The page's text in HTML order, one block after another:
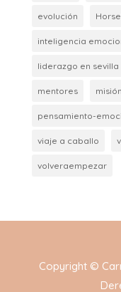
evolución
inteligencia
liderazgo en sevilla
mentores
pensamiento-
viaje a caballo
volveraempezar
Copyright ©